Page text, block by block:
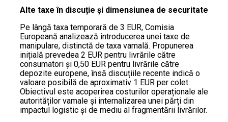
Alte taxe în discuție și dimensiunea de securitate
Pe lângă taxa temporară de 3 EUR, Comisia
Europeană analizează introducerea unei taxe de
manipulare, distinctă de taxa vamală. Propunerea
inițială prevedea 2 EUR pentru livrările către
consumatori și 0,50 EUR pentru livrările către
depozite europene, însă discuțiile recente indică o
valoare posibilă de aproximativ 1 EUR per colet.
Obiectivul este acoperirea costurilor operaționale ale
autorităților vamale și internalizarea unei părți din
impactul logistic și de mediu al fragmentării livrărilor.